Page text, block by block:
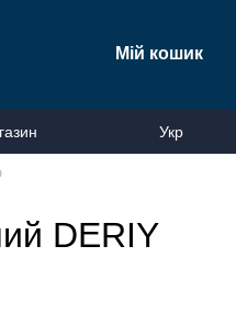
Мій кошик
Укр
DERIY